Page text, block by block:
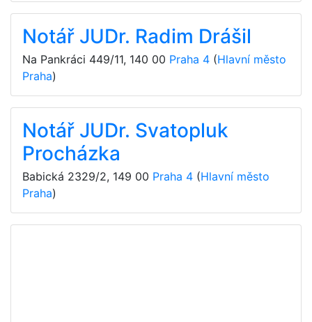
Notář JUDr. Radim Drášil
Na Pankráci 449/11, 140 00 Praha 4 (Hlavní město
Praha)
Notář JUDr. Svatopluk
Procházka
Babická 2329/2, 149 00 Praha 4 (Hlavní město
Praha)